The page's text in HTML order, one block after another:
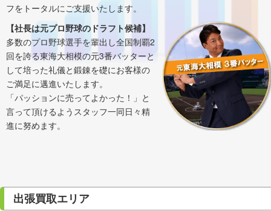
フをトータルにご支援いたします。
【社長は元プロ野球のドラフト候補】
多数のプロ野球選手を輩出し全国制覇2
回を誇る東海大相模の元3番バッターと
して培った礼儀と鍛錬を礎にお客様の
ご満足に邁進いたします。
「パッションに売ってよかった！」と
言って頂けるようスタッフ一同日々精
進に努めます。
出張買取エリア